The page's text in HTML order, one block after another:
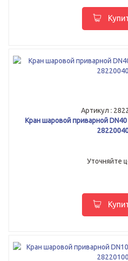
Артикул :
Кран шаровой приварной
Уточняйте